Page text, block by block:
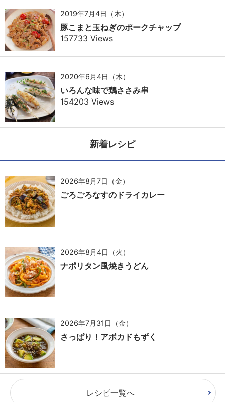
2019年7月4日（木）
豚こまと玉ねぎのポークチャップ
157733 Views
2020年6月4日（木）
いろんな味で鶏ささみ串
154203 Views
新着レシピ
2026年8月7日（金）
ごろごろなすのドライカレー
2026年8月4日（火）
ナポリタン風焼きうどん
2026年7月31日（金）
さっぱり！アボカドもずく
レシピ一覧へ